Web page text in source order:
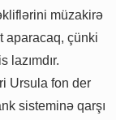
müzakirə
aparacaq, çünki
Ursula fon der
sisteminə qarşı